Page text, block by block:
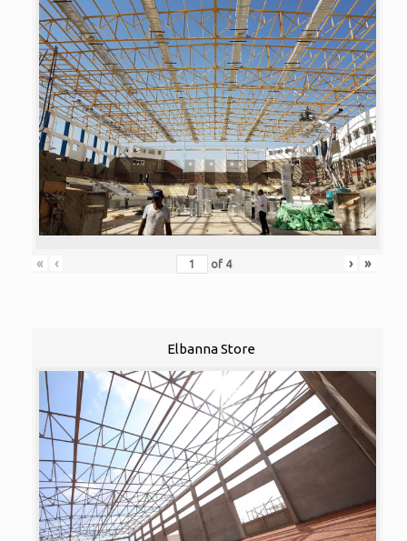
« ‹ of 4 › »
Elbanna Store